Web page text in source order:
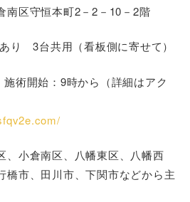
南区守恒本町2－2－10－2階
り 3台共用（看板側に寄せて）
術開始：9時から（詳細はアク
、小倉南区、八幡東区、八幡西
橋市、田川市、下関市などから主